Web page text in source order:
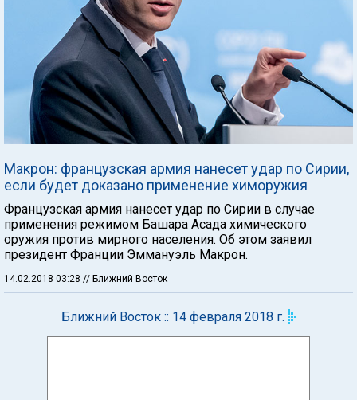
Макрон: французская армия нанесет удар по Сирии,
если будет доказано применение химоружия
Французская армия нанесет удар по Сирии в случае
применения режимом Башара Асада химического
оружия против мирного населения. Об этом заявил
президент Франции Эммануэль Макрон.
14.02.2018 03:28 // Ближний Восток
Ближний Восток :: 14 февраля 2018 г.